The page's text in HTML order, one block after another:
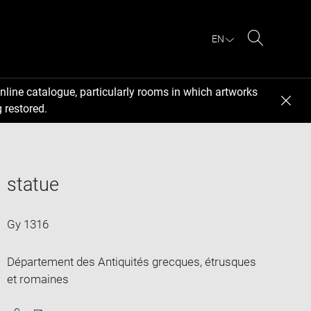
EN
catalogue, particularly rooms in which artworks
restored.
statue
Gy 1316
Département des Antiquités grecques, étrusques
et romaines